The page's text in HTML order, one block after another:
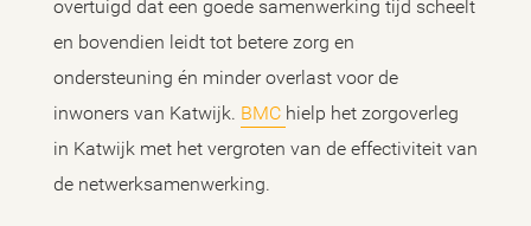
overtuigd dat een goede samenwerking tijd scheelt
en bovendien leidt tot betere zorg en
ondersteuning én minder overlast voor de
inwoners van Katwijk. BMC hielp het zorgoverleg
in Katwijk met het vergroten van de effectiviteit van
de netwerksamenwerking.